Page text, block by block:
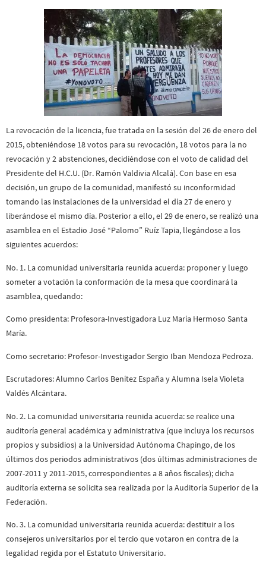
La revocación de la licencia, fue tratada en la sesión del 26 de enero del
2015, obteniéndose 18 votos para su revocación, 18 votos para la no
revocación y 2 abstenciones, decidiéndose con el voto de calidad del
Presidente del H.C.U. (Dr. Ramón Valdivia Alcalá). Con base en esa
decisión, un grupo de la comunidad, manifestó su inconformidad
tomando las instalaciones de la universidad el día 27 de enero y
liberándose el mismo día. Posterior a ello, el 29 de enero, se realizó una
asamblea en el Estadio José “Palomo” Ruíz Tapia, llegándose a los
siguientes acuerdos:
No. 1. La comunidad universitaria reunida acuerda: proponer y luego
someter a votación la conformación de la mesa que coordinará la
asamblea, quedando:
Como presidenta: Profesora-Investigadora Luz María Hermoso Santa
María.
Como secretario: Profesor-Investigador Sergio Iban Mendoza Pedroza.
Escrutadores: Alumno Carlos Benítez España y Alumna Isela Violeta
Valdés Alcántara.
No. 2. La comunidad universitaria reunida acuerda: se realice una
auditoría general académica y administrativa (que incluya los recursos
propios y subsidios) a la Universidad Autónoma Chapingo, de los
últimos dos periodos administrativos (dos últimas administraciones de
2007-2011 y 2011-2015, correspondientes a 8 años fiscales); dicha
auditoría externa se solicita sea realizada por la Auditoría Superior de la
Federación.
No. 3. La comunidad universitaria reunida acuerda: destituir a los
consejeros universitarios por el tercio que votaron en contra de la
legalidad regida por el Estatuto Universitario.